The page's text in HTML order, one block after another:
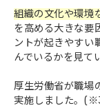
組織の文化や環境
を高める大きな要
ントが起きやすい
んでいるかを見て
厚生労働省が職場
実施しました。